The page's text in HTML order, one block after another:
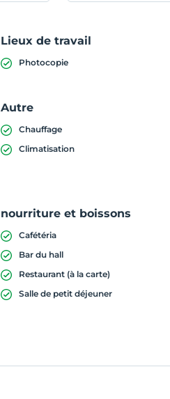
Lieux de travail
Photocopie
Autre
Chauffage
Climatisation
nourriture et boissons
Cafétéria
Bar du hall
Restaurant (à la carte)
Salle de petit déjeuner